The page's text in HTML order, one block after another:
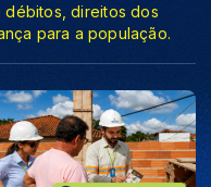
débitos, direitos dos
para a população.